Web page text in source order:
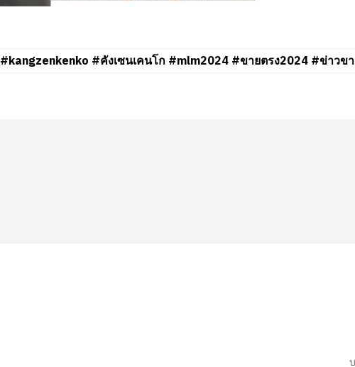
#kangzenkenko #คังเซนเคนโก #mlm2024 #ขายตรง2024 #ข่าวข